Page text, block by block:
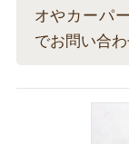
オやカーパ
でお問い合わ